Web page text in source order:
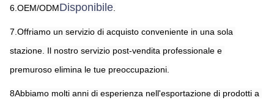
6.OEM/ODMDisponibile
7.Offriamo un servizio di acquisto conveniente in una sola
stazione. Il nostro servizio post-vendita professionale e
premuroso elimina le tue preoccupazioni.
8Abbiamo molti anni di esperienza nell'esportazione di prodotti a